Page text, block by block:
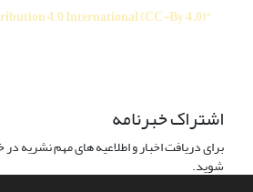
"Creative commons Attribution 4.0 International (CC-By 4.0)"
اشتراک خبرنامه
برای دریافت اخبار و اطلاعیه های مهم نشریه
شوید.